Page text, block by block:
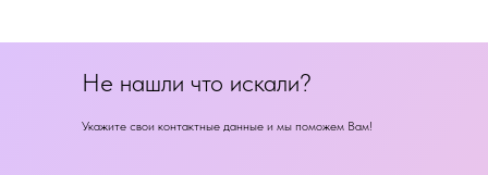
Не нашли что искали?
Укажите свои контактные данные и мы поможем Вам!